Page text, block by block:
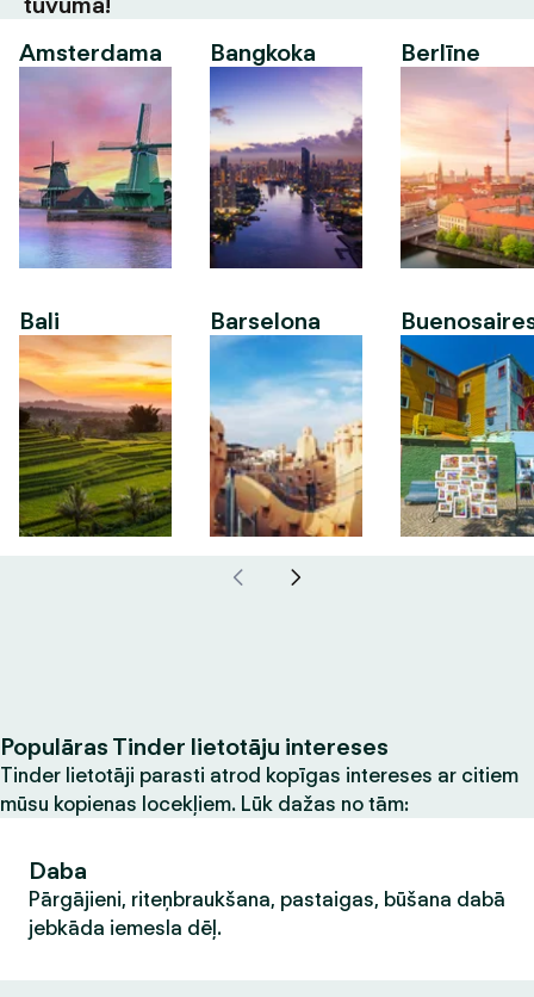
Amsterdama
Bali
Bangkoka
Barselona
Berlīne
Populāras Tinder lietotāju intereses
Tinder lietotāji parasti atrod kopīgas intereses ar citiem
mūsu kopienas locekļiem. Lūk dažas no tām:
Daba
Pārgājieni, riteņbraukšana, pastaigas, būšana dabā
jebkāda iemesla dēļ.